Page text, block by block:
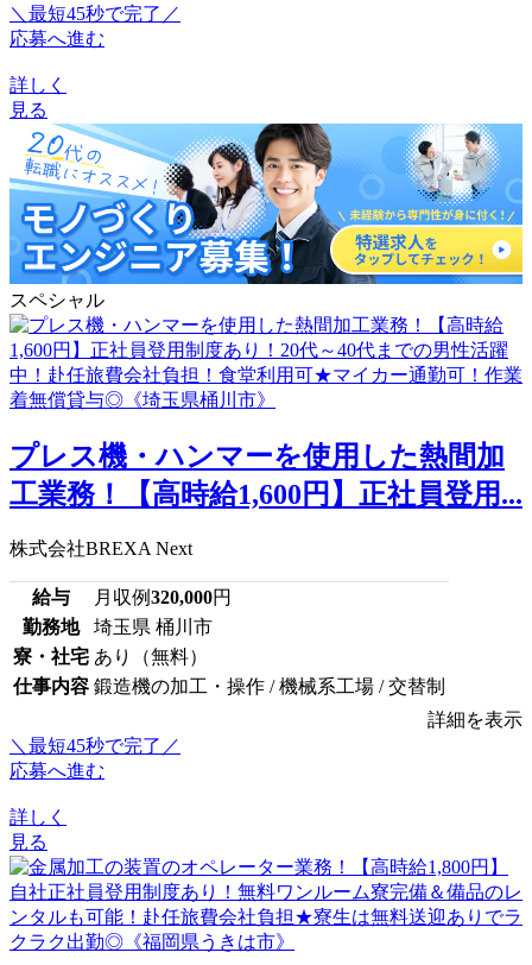
＼最短45秒で完了／
応募へ進む
詳しく
見る
スペシャル
プレス機・ハンマーを使用した熱間加
工業務！【高時給1,600円】正社員登用...
株式会社BREXA Next
給与 月収例320,000円
勤務地
埼玉県 桶川市
寮・社宅 あり（無料）
仕事内容 鍛造機の加工・操作 / 機械系工場 / 交替制
詳細を表示
＼最短45秒で完了／
応募へ進む
詳しく
見る